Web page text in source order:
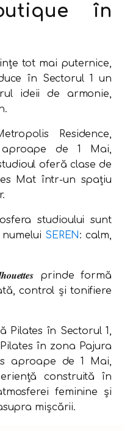
în
tot mai puternice,
în Sectorul 1 un
ideii de armonie,
Residence,
de 1 Mai,
oferă clase de
Mat într-un spațiu
studioului sunt
SEREN: calm,
prinde formă
control și tonifiere
Pilates în Sectorul 1,
în zona Pajura
aproape de 1 Mai,
construită în
feminine și
mișcării.